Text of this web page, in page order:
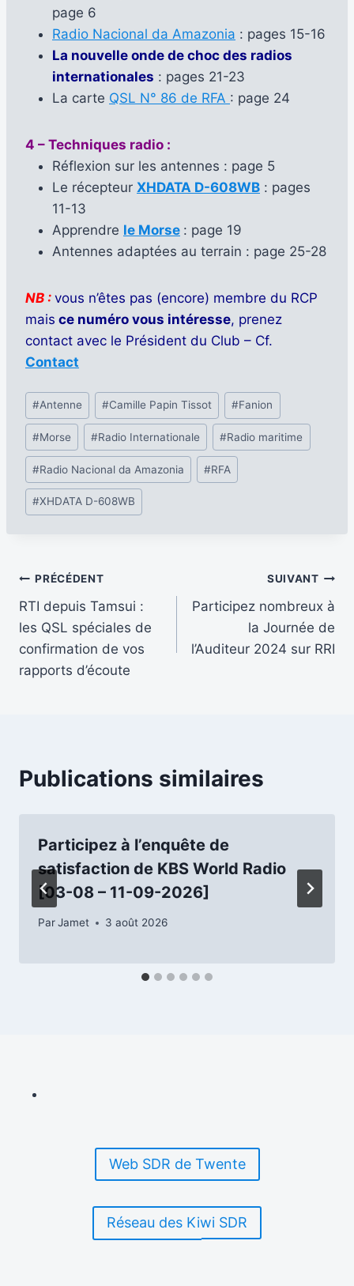
page 6
Radio Nacional da Amazonia : pages 15-16
La nouvelle onde de choc des radios
internationales : pages 21-23
La carte QSL N° 86 de RFA : page 24
4 – Techniques radio :
Réflexion sur les antennes : page 5
Le récepteur XHDATA D-608WB : pages
11-13
Apprendre le Morse : page 19
Antennes adaptées au terrain : page 25-28
NB : vous n’êtes pas (encore) membre du RCP
mais ce numéro vous intéresse, prenez
contact avec le Président du Club – Cf.
Contact
Étiquettes
de
la
publication :
#Antenne #Camille Papin Tissot #Fanion
#Morse #Radio Internationale #Radio maritime
#Radio Nacional da Amazonia #RFA
#XHDATA D-608WB
Navigation
de
l’article
PRÉCÉDENT
RTI depuis Tamsui :
les QSL spéciales de
confirmation de vos
rapports d’écoute
SUIVANT
Participez nombreux à
la Journée de
l’Auditeur 2024 sur RRI
Publications similaires
Participez à l’enquête de
satisfaction de KBS World Radio
[03-08 – 11-09-2026]
ParJamet 3 août 2026
Web SDR de Twente
Réseau des Kiwi SDR